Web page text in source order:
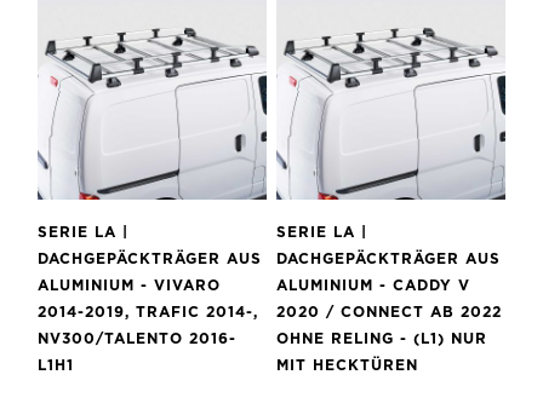
SERIE LA |
DACHGEPÄCKTRÄGER AUS
ALUMINIUM - VIVARO
2014-2019, TRAFIC 2014-,
NV300/TALENTO 2016-
L1H1
SERIE LA |
DACHGEPÄCKTRÄGER AUS
ALUMINIUM - CADDY V
2020 / CONNECT AB 2022
OHNE RELING - (L1) NUR
MIT HECKTÜREN